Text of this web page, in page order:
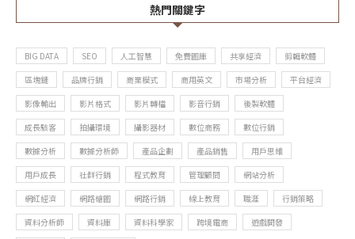
熱門關鍵字
BIG DATA SEO 人工智慧 免費圖庫 共享經濟
剪輯軟體
區塊鏈
品牌行銷 商業模式 商用英文 市場分析
平台經濟
影像輸出
影片格式 影片轉檔 影音行銷
後製軟體
成長駭客
拍攝環境 攝影器材 數位商務
數位行銷
數據分析
數據分析師 產品企劃 產品銷售
用戶思維
用戶成長
社群行銷 程式教育 管理顧問
網站分析
網紅經濟
網路繪圖 網路行銷 線上教育 職涯
行銷策略
資料分析師
資料庫 資料科學家 跨境電商
遊戲開發